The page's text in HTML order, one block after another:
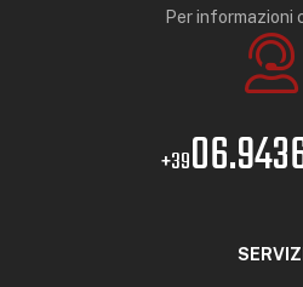
Per informazioni
+39
SERVIZI